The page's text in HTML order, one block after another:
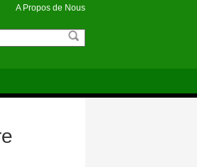
A Propos de Nous